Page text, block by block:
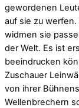
gewordenen
auf sie zu werfen.
widmen sie
der Welt. Es ist
beeindrucken
Zuschauer
von ihrer
Wellenbrechern